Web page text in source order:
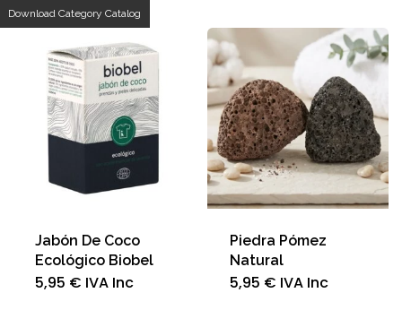
Download Category Catalog
Jabón De Coco
Ecológico Biobel
5,95 € IVA Inc
Piedra Pómez
Natural
5,95 € IVA Inc